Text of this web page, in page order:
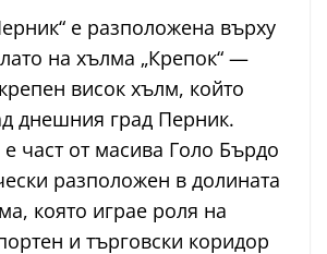
е разположена върху
на хълма „Крепок“ —
висок хълм, който
днешния град Перник.
част от масива Голо Бърдо
разположен в долината
която играе роля на
и търговски коридор